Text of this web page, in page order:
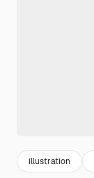
illustration